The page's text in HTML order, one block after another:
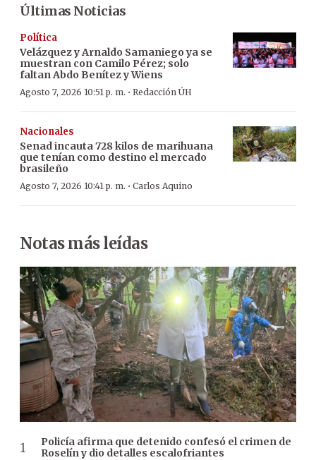
Últimas Noticias
Política
Velázquez y Arnaldo Samaniego ya se
muestran con Camilo Pérez; solo
faltan Abdo Benítez y Wiens
Agosto 7, 2026 10:51 p. m. · Redacción ÚH
Nacionales
Senad incauta 728 kilos de marihuana
que tenían como destino el mercado
brasileño
Agosto 7, 2026 10:41 p. m. · Carlos Aquino
Notas más leídas
Policía afirma que detenido confesó el crimen de
Roselín y dio detalles escalofriantes